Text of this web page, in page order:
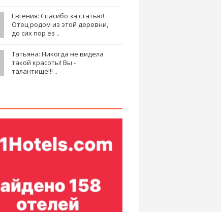
Евгения: Спасибо за статью!
Отец родом из этой деревни,
до сих пор ез ..
Татьяна: Никогда не видела
такой красоты! Вы -
талантище!!! ..